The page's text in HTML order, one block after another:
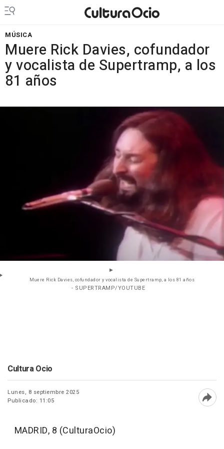
MÚSICA
Muere Rick Davies, cofundador
y vocalista de Supertramp, a los
81 años
Muere Rick Davies, cofundador y vocalista de Supertramp, a los 81 años
- SUPERTRAMP/YOUTUBE
Cultura Ocio
Lunes, 8 septiembre 2025
Publicado: 11:05
MADRID, 8 (CulturaOcio)